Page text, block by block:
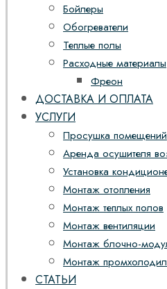
Бойлеры
Обогреватели
Теплые полы
Расходные материалы
Фреон
ДОСТАВКА И ОПЛАТА
УСЛУГИ
Просушка помещений
Аренда осушителя
Установка
Монтаж отопления
Монтаж теплых полов
Монтаж вентиляции
Монтаж блочно-
Монтаж
СТАТЬИ